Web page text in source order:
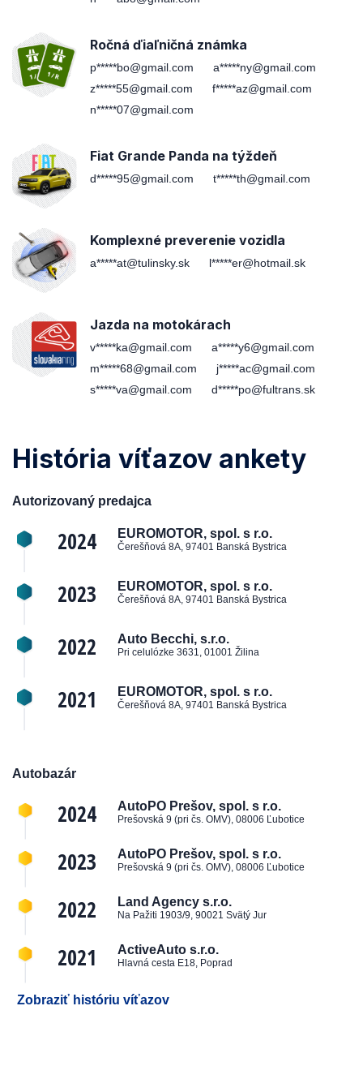
Ročná ďiaľničná známka
p*****bo@gmail.com
a*****ny@gmail.com
z*****55@gmail.com
f*****az@gmail.com
n*****07@gmail.com
Fiat Grande Panda na týždeň
d*****95@gmail.com t*****th@gmail.com
Komplexné preverenie vozidla
a*****at@tulinsky.sk l*****er@hotmail.sk
Jazda na motokárach
v*****ka@gmail.com
a*****y6@gmail.com
m*****68@gmail.com
j*****ac@gmail.com
s*****va@gmail.com
d*****po@fultrans.sk
História víťazov ankety
Autorizovaný predajca
2024 EUROMOTOR, spol. s r.o.
Čerešňová 8A, 97401 Banská Bystrica
2023 EUROMOTOR, spol. s r.o.
Čerešňová 8A, 97401 Banská Bystrica
2022 Auto Becchi, s.r.o.
Pri celulózke 3631, 01001 Žilina
2021 EUROMOTOR, spol. s r.o.
Čerešňová 8A, 97401 Banská Bystrica
Autobazár
2024 AutoPO Prešov, spol. s r.o.
Prešovská 9 (pri čs. OMV), 08006 Ľubotice
2023 AutoPO Prešov, spol. s r.o.
Prešovská 9 (pri čs. OMV), 08006 Ľubotice
2022 Land Agency s.r.o.
Na Pažiti 1903/9, 90021 Svätý Jur
2021 ActiveAuto s.r.o.
Hlavná cesta E18, Poprad
Zobraziť históriu víťazov